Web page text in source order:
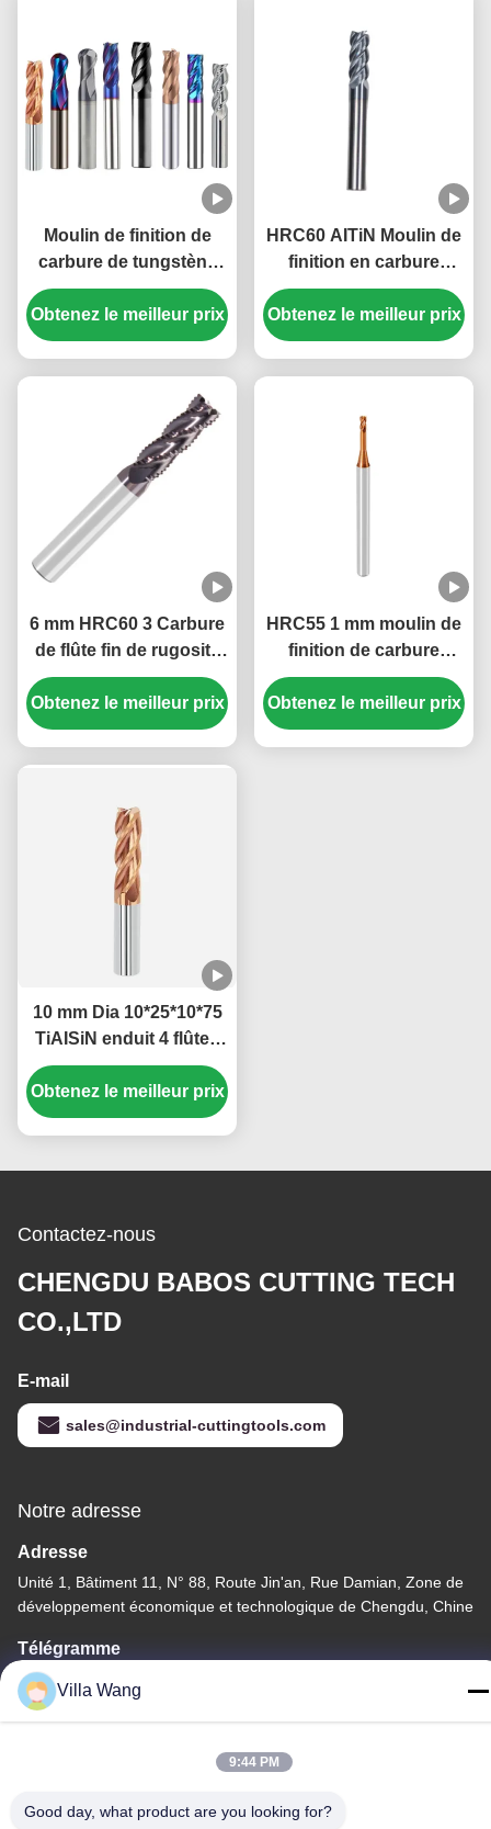
Moulin de finition de
carbure de tungstène
pour l'aluminium, l'acier,
l'acier au carbone,
l'acier allié, l'acier
Obtenez le meilleur prix
HRC60 AITiN Moulin de
finition en carbure
revêtu pour acier, acier
dur, moulin de coupe de
rayon de carbure de fer
Obtenez le meilleur prix
6 mm HRC60 3 Carbure
de flûte fin de rugosité
moulins pour l'acier
AITiN revêtu
Obtenez le meilleur prix
HRC55 1 mm moulin de
finition de carbure
solide 2 flûtes long cou
court flûtes carré
finition
Obtenez le meilleur prix
10 mm Dia 10*25*10*75
TiAISiN enduit 4 flûtes
plates Carbide Carré Fin
de moulin Pour l'acier
au carbone alliage
Obtenez le meilleur prix
Contactez-nous
CHENGDU BABOS CUTTING TECH
CO.,LTD
E-mail
sales@industrial-cuttingtools.com
Notre adresse
Adresse
Unité 1, Bâtiment 11, N° 88, Route Jin'an, Rue Damian, Zone de
développement économique et technologique de Chengdu, Chine
Télégramme
00-86-15882030231
Politique en matière de protection de la vie privée
Villa Wang
9:44 PM
Good day, what product are you looking for?